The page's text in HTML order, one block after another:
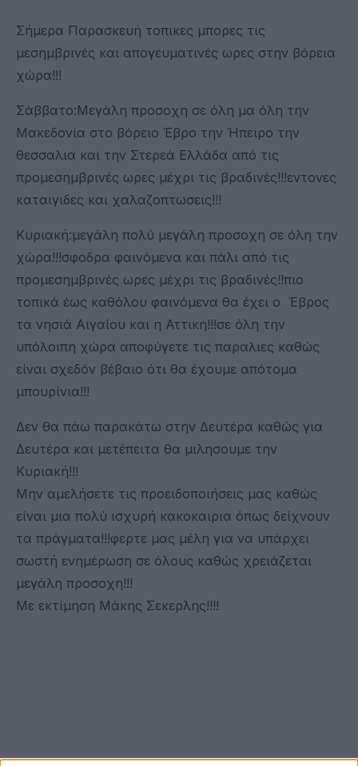
Σήμερα Παρασκευή τοπικες μπορες τις
μεσημβρινές και απογευματινές ωρες στην βόρεια
χώρα!!!
Σάββατο:Μεγάλη προσοχη σε όλη μα όλη την
Μακεδονία στο βόρειο Έβρο την Ήπειρο την
θεσσαλια και την Στερεά Ελλάδα από τις
προμεσημβρινές ωρες μέχρι τις βραδινές!!!εντονες
καταιγιδες και χαλαζοπτωσεις!!!
Κυριακή:μεγάλη πολύ μεγάλη προσοχη σε όλη την
χώρα!!!σφοδρα φαινόμενα και πάλι από τις
προμεσημβρινές ωρες μέχρι τις βραδινές!!πιο
τοπικά έως καθόλου φαινόμενα θα έχει ο Έβρος
τα νησιά Αιγαίου και η Αττικη!!!σε όλη την
υπόλοιπη χώρα αποφύγετε τις παραλιες καθώς
είναι σχεδόν βέβαιο ότι θα έχουμε απότομα
μπουρίνια!!!
Δεν θα πάω παρακάτω στην Δευτέρα καθώς για
Δευτέρα και μετέπειτα θα μιλησουμε την
Κυριακή!!!
Μην αμελήσετε τις προειδοποιήσεις μας καθώς
είναι μια πολύ ισχυρή κακοκαιρια όπως δείχνουν
τα πράγματα!!!φερτε μας μέλη για να υπάρχει
σωστή ενημέρωση σε όλους καθώς χρειάζεται
μεγάλη προσοχη!!!
Με εκτίμηση Μάκης Σεκερλης!!!!